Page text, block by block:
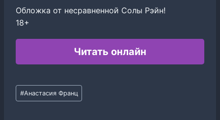
Обложка от несравненной Солы Рэйн!
18+
Читать онлайн
Метки
записи:
#Анастасия Франц